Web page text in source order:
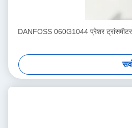
DANFOSS 060G1044 प्रेशर